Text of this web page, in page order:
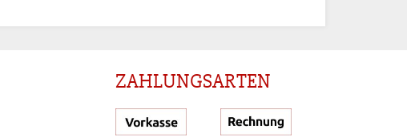
ZAHLUNGSARTEN